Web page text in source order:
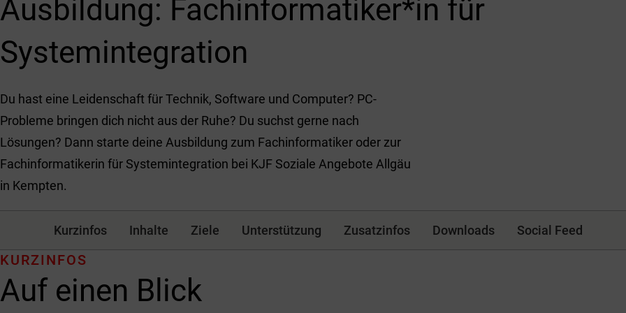
Ausbildung: Fachinformatiker*in für
Systemintegration
Du hast eine Leidenschaft für Technik, Software und Computer? PC-
Probleme bringen dich nicht aus der Ruhe? Du suchst gerne nach
Lösungen? Dann starte deine Ausbildung zum Fachinformatiker oder zur
Fachinformatikerin für Systemintegration bei KJF Soziale Angebote Allgäu
in Kempten.
Kurzinfos Inhalte Ziele Unterstützung Zusatzinfos Downloads Social Feed
Auf einen Blick
KURZINFOS